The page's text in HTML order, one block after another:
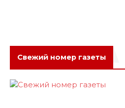
Свежий номер газеты